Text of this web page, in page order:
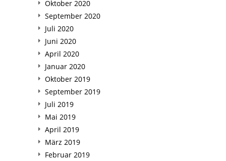
Oktober 2020
September 2020
Juli 2020
Juni 2020
April 2020
Januar 2020
Oktober 2019
September 2019
Juli 2019
Mai 2019
April 2019
März 2019
Februar 2019